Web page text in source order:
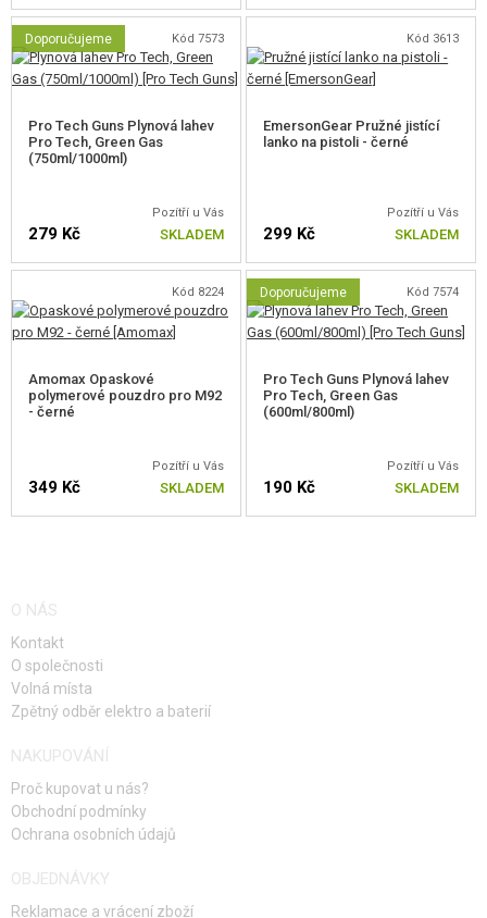
transportní kufr
BB kuličky AimTop 0,23 g (500 ks)
silikonová vazelína AimTop (15 ml)
Doporučujeme Kód 7573
Pro Tech Guns Plynová lahev
Pro Tech, Green Gas
(750ml/1000ml)
Pozítří u Vás
279 Kč SKLADEM
Kód 3613
EmersonGear Pružné jistící
lanko na pistoli - černé
Pozítří u Vás
299 Kč SKLADEM
Kód 8224
Amomax Opaskové
polymerové pouzdro pro M92
- černé
Pozítří u Vás
349 Kč SKLADEM
Doporučujeme Kód 7574
Pro Tech Guns Plynová lahev
Pro Tech, Green Gas
(600ml/800ml)
Pozítří u Vás
190 Kč SKLADEM
O NÁS
Kontakt
O společnosti
Volná místa
Zpětný odběr elektro a baterií
NAKUPOVÁNÍ
Proč kupovat u nás?
Obchodní podmínky
Ochrana osobních údajů
OBJEDNÁVKY
Reklamace a vrácení zboží